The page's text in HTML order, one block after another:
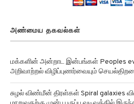
அண்மைய தகவல்கள்
மக்களின் அன்றாட இன்பங்கள் Peoples
அறிவாற்றல் விழிப்புணர்வையும்
சுழல் விண்மீன் திரள்கள் Spiral galaxies